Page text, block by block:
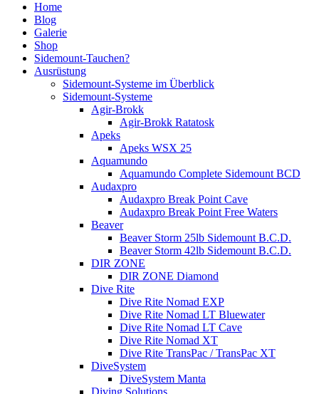
Home
Blog
Galerie
Shop
Sidemount-Tauchen?
Ausrüstung
Sidemount-Systeme im Überblick
Sidemount-Systeme
Agir-Brokk
Agir-Brokk Ratatosk
Apeks
Apeks WSX 25
Aquamundo
Aquamundo Complete Sidemount BCD
Audaxpro
Audaxpro Break Point Cave
Audaxpro Break Point Free Waters
Beaver
Beaver Storm 25lb Sidemount B.C.D.
Beaver Storm 42lb Sidemount B.C.D.
DIR ZONE
DIR ZONE Diamond
Dive Rite
Dive Rite Nomad EXP
Dive Rite Nomad LT Bluewater
Dive Rite Nomad LT Cave
Dive Rite Nomad XT
Dive Rite TransPac / TransPac XT
DiveSystem
DiveSystem Manta